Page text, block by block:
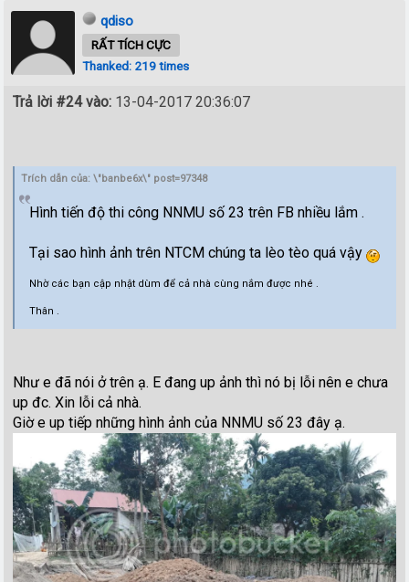
qdiso
RẤT TÍCH CỰC
Thanked: 219 times
Trả lời #24 vào: 13-04-2017 20:36:07
Trích dẫn của: \"banbe6x\" post=97348
Hình tiến độ thi công NNMU số 23 trên FB nhiều lắm .
Tại sao hình ảnh trên NTCM chúng ta lèo tèo quá vậy
Nhờ các bạn cập nhật dùm để cả nhà cùng nắm được nhé .
Thân .
Như e đã nói ở trên ạ. E đang up ảnh thì nó bị lỗi nên e chưa
up đc. Xin lỗi cả nhà.
Giờ e up tiếp những hình ảnh của NNMU số 23 đây ạ.